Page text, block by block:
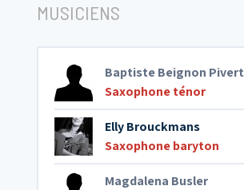
MUSICIENS
Baptiste Beignon Pivert
Saxophone ténor
Elly Brouckmans
Saxophone baryton
Magdalena Busler